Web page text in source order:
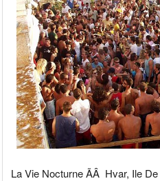
La Vie Nocturne ÃÂ Hvar, Ile